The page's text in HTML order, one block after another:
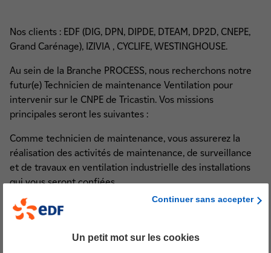
Nos clients : EDF (DIG, DPN, DIPDE, DTEAM, DP2D, CNEPE,
Grand Carénage), IZIVIA , CYCLIFE, WESTINGHOUSE.
Au sein de la Branche PROCESS, nous recherchons notre
futur(e) Technicien de maintenance Ventilation pour
intervenir sur le CNPE de Tricastin. Vos missions
principales seront les suivantes :
Comme technicien de maintenance, vous assurerez la
réalisation des activités de maintenance, de surveillance
et de travaux en ventilation industrielle des installations
qui vous seront confiées.
Vous interviendrez sur site nucléaire. Vous respecterez les
conditions d’intervention en centrale nucléaire.
Continuer sans accepter
Un petit mot sur les cookies